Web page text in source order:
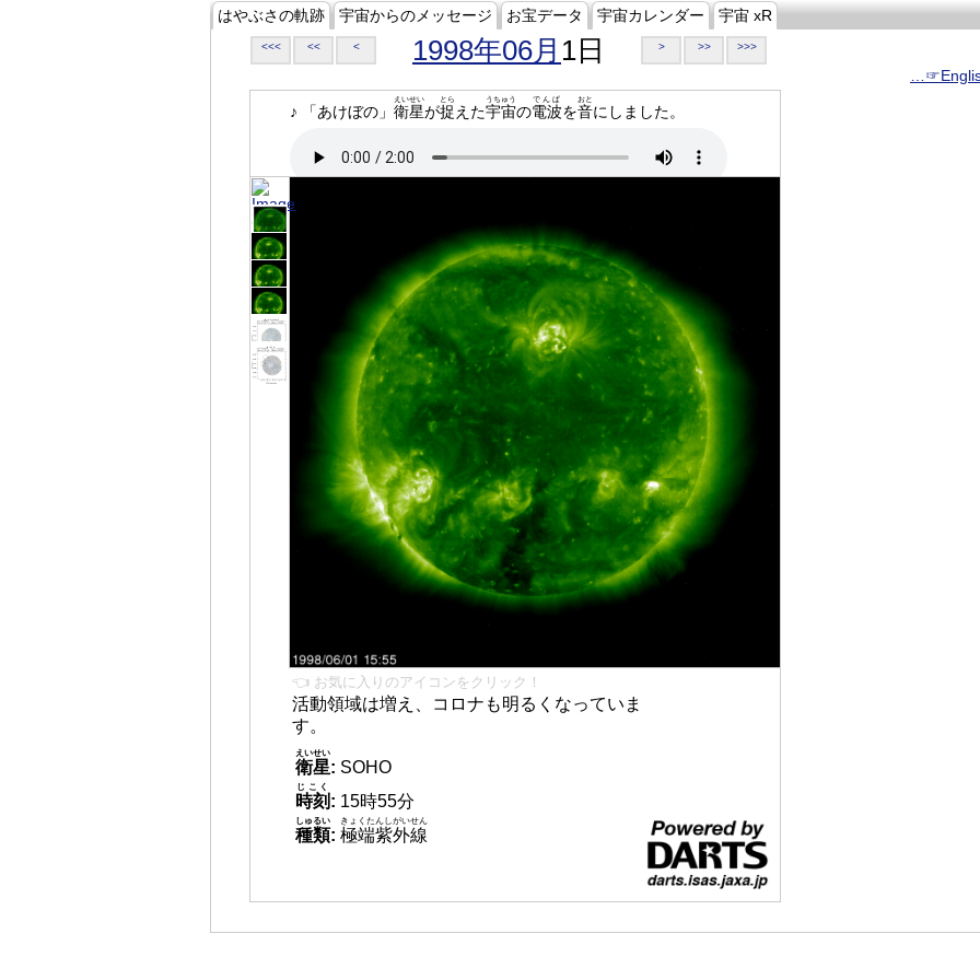
はやぶさの軌跡 宇宙からのメッセージ お宝データ 宇宙カレンダー 宇宙 xR
<<< << < 1998年06月 1日 > >> >>>
♪ 「あけぼの」 衛星
えいせい
が捉
とら
えた宇宙
うちゅう
の電波
でんぱ
を音
おと
にしました。
👈 お気に入りのアイコンをクリック！
活動領域は増え、コロナも明るくなっていま
す。
衛星
えいせい
: SOHO
時刻
じこく
: 15時55分
種類
しゅるい
: 極端紫外線
きょくたんしがいせん